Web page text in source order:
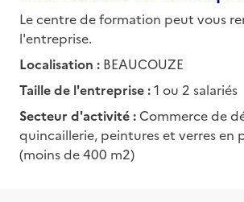
Le centre de formation peut vous
l'entreprise.
Localisation : BEAUCOUZE
Taille de l'entreprise :1 ou 2 salariés
Secteur d'activité : Commerce de
quincaillerie, peintures et verres en
(moins de 400 m2)